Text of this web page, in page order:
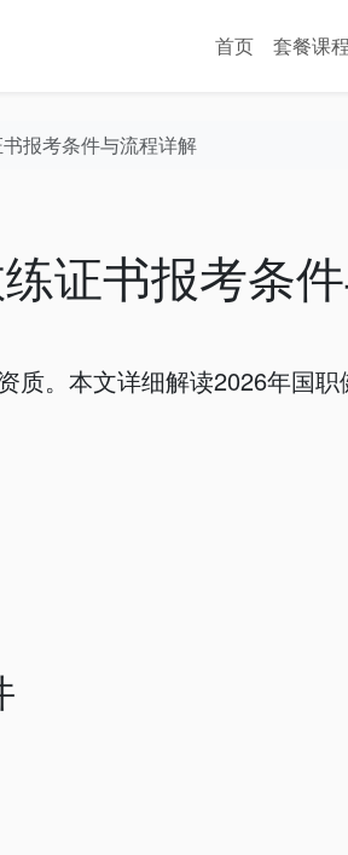
首页
套餐课程
报考条件与流程详解
证书报考条
质。本文详细解读2026年国